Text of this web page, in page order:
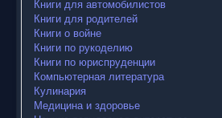
Книги для автомобилистов
Книги для родителей
Книги о войне
Книги по рукоделию
Книги по юриспруденции
Компьютерная литература
Кулинария
Медицина и здоровье